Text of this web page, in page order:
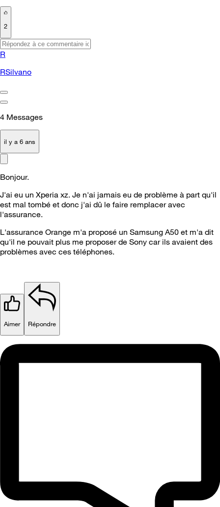
2
R
RSilvano
4 Messages
il y a 6 ans
Bonjour.
J'ai eu un Xperia xz. Je n'ai jamais eu de problème à part qu'il
est mal tombé et donc j'ai dû le faire remplacer avec
l'assurance.
L'assurance Orange m'a proposé un Samsung A50 et m'a dit
qu'il ne pouvait plus me proposer de Sony car ils avaient des
problèmes avec ces téléphones.
Aimer Répondre